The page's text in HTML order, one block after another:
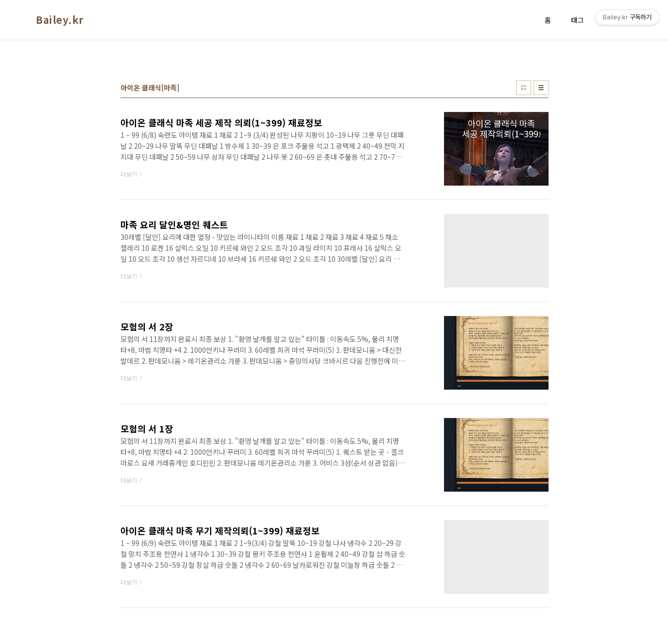
Bailey.kr 홈 태그 방명록
아이온 클래식[마족]
아이온 클래식 마족 세공 제작 의뢰(1~399) 재료정보
1 ~ 99 (6/8) 숙련도 아이템 재료 1 재료 2 1~9 (3/4) 완성된 나무 지팡이 10~19 나무 그릇 무딘 대패
날 2 20~29 나무 말뚝 무딘 대패날 1 방수제 1 30~39 은 포크 주물용 석고 1 광택제 2 40~49 천막 지
지대 무딘 대패날 2 50~59 나무 상자 무딘 대패날 2 나무 못 2 60~69 은 촛대 주물용 석고 2 70~79
테코마 목검 무딘 대패날 2 광택제 2 100~199(9/12) 숙련도 아이템 재료 1 재료 2 재료 3 100~109
120~12..
더보기
마족 요리 달인&명인 퀘스트
30레벨 [달인] 요리에 대한 열정 - 맛있는 라이니타의 이름 재료 1 재료 2 재료 3 재료 4 재료 5 채소
젤레리 10 로겐 16 살릭스 오일 10 키르쉐 와인 2 오드 조각 10 과일 라이치 10 프레사 16 살릭스 오
일 10 오드 조각 10 생선 자르디네 10 브라세 16 키르쉐 와인 2 오드 조각 10 30레벨 [달인] 요리 달
2 재료 3 재료 4 재료 5 재료 6 채소 제라카 10 리이크 10 라베이노 16 살릭스 오일 12 키르쉐 와인 3
생선 세베럼 10 노클라라 10 살..
더보기
모험의 서 2장
모험의 서 11장까지 완료시 최종 보상 1. "환영 날개를 알고 있는" 타이틀 : 이동속도 5%, 물리 치명
타+8, 마법 치명타 +4 2. 1000만키나 꾸러미 3. 60레벨 희귀 마석 꾸러미(5) 1. 판데모니움 > 대신전
발데르 2. 판데모니움 > 레기온관리소 가룬 3. 판데모니움 > 중앙의사당 크바시르 다음 진행전에 미리
너간 *주의 : 로너간은 게임시간으로 00:00~0:59에만 젠(현실시간 짝수시 0분정도) 5. 로너간의 첫번
크 설치 6. 로너간의 두번째 문서> 벨루스란 요새 어비스 입..
더보기
모험의 서 1장
모험의 서 11장까지 완료시 최종 보상 1. "환영 날개를 알고 있는" 타이틀 : 이동속도 5%, 물리 치명
타+8, 마법 치명타 +4 2. 1000만키나 꾸러미 3. 60레벨 희귀 마석 꾸러미(5) 1. 퀘스트 받는 곳 - 겔크
마로스 요새 거래중개인 호디린린 2. 판데모니움 레기온관리소 가룬 3. 어비스 3섬(순서 상관 없음) -
온관리소 가룬 (완료) 모험의 서 등록방법 시스템메뉴 - 스토리북 - 등록버튼 클릭
더보기
아이온 클래식 마족 무기 제작의뢰(1~399) 재료정보
1 ~ 99 (6/9) 숙련도 아이템 재료 1 재료 2 1~9(3/4) 강철 말뚝 10~19 강철 나사 냉각수 2 20~29 강
철 망치 주조용 천연사 1 냉각수 1 30~39 강철 몽키 주조용 천연사 1 윤활제 2 40~49 강철 삽 하급 숫
돌 2 냉각수 2 50~59 강철 창살 하급 숫돌 2 냉각수 2 60~69 날카로워진 강철 미늘창 하급 숫돌 2 냉
수 2 90~99 강철 사다리 강철 용접봉 1 냉각수 2 100~199 (9/12) 숙련도 아이템 재료 1 재료 2 재료
각수 1 ..
더보기
Bailey.kr 구독하기